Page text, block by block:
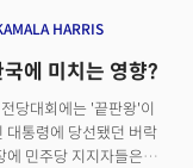
령 승리라고 답한
투손에서 진행한
다"고 자평했다.
HARRIS
에 미치는 영향?
당대회에는 '끝판왕'이
대통령에 당선됐던 버락
에 민주당 지지자들은